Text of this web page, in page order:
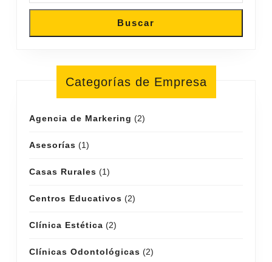
Buscar
Categorías de Empresa
Agencia de Markering (2)
Asesorías (1)
Casas Rurales (1)
Centros Educativos (2)
Clínica Estética (2)
Clínicas Odontológicas (2)